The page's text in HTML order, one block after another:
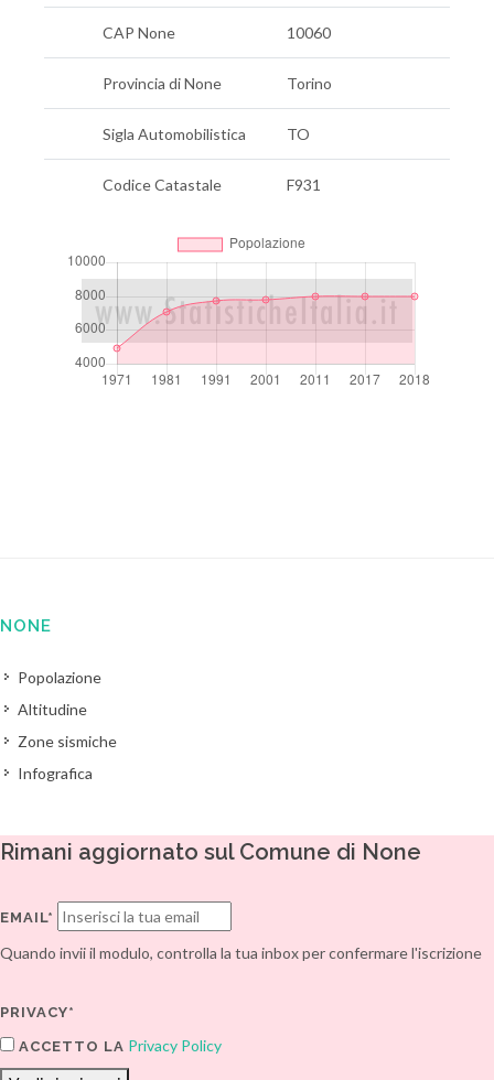
CAP None 10060
Provincia di None Torino
Sigla Automobilistica TO
Codice Catastale F931
NONE
Popolazione
Altitudine
Zone sismiche
Infografica
Rimani aggiornato sul Comune di None
EMAIL*
Quando invii il modulo, controlla la tua inbox per confermare l'iscrizione
PRIVACY*
ACCETTO LA Privacy Policy